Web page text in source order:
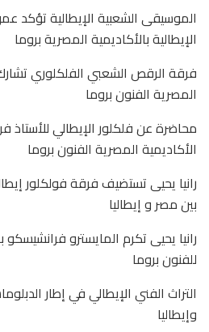
‏الموسيقى الشعبية الإيطالية تؤكد
الإيطالية بالأكاديمية المصرية بروما
‏فرقة الرقص الشعبي الفلكلوري
المصرية الفنون بروما
‏محاضرة عن فلكلور الإيطالي للأستاذ
الأكاديمية المصرية الفنون بروما
‏رانيا يحيى تستضيف فرقة فولكلور
بين مصر و إيطاليا
‏رانيا يحيى تكرم المايسترو فرانشيسكو
للفنون بروما
‏التراث الفني الإيطالي في إطار
وإيطاليا